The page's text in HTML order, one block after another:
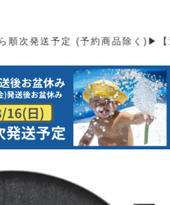
ゆうパケット400円(全国一